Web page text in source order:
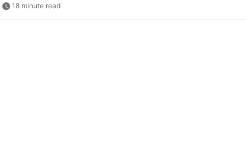
18 minute read